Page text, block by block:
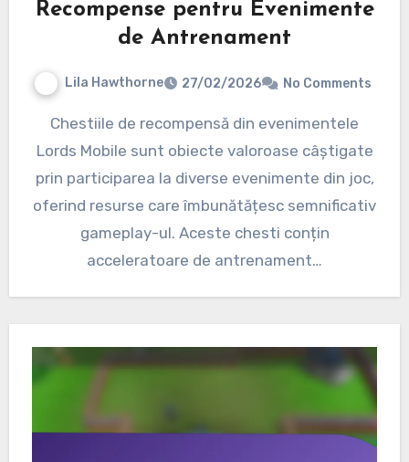
Recompense pentru Evenimente
de Antrenament
Lila Hawthorne 27/02/2026 No Comments
Chestiile de recompensă din evenimentele
Lords Mobile sunt obiecte valoroase câștigate
prin participarea la diverse evenimente din joc,
oferind resurse care îmbunătățesc semnificativ
gameplay-ul. Aceste chesti conțin
acceleratoare de antrenament…